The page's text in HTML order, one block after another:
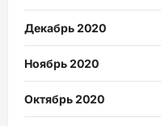
Декабрь 2020
Ноябрь 2020
Октябрь 2020